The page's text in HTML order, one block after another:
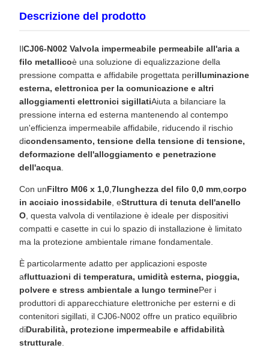
Descrizione del prodotto
IlCJ06-N002 Valvola impermeabile permeabile all'aria a
filo metallicoè una soluzione di equalizzazione della
pressione compatta e affidabile progettata perilluminazione
esterna, elettronica per la comunicazione e altri
alloggiamenti elettronici sigillatiAiuta a bilanciare la
pressione interna ed esterna mantenendo al contempo
un'efficienza impermeabile affidabile, riducendo il rischio
dicondensamento, tensione della tensione di tensione,
deformazione dell'alloggiamento e penetrazione
dell'acqua
Con unFiltro M06 x 1,0 7lunghezza del filo 0,0 mm corpo
in acciaio inossidabile , eStruttura di tenuta dell'anello
O , questa valvola di ventilazione è ideale per dispositivi
compatti e casette in cui lo spazio di installazione è limitato
ma la protezione ambientale rimane fondamentale.
È particolarmente adatto per applicazioni esposte
afluttuazioni di temperatura, umidità esterna, pioggia,
polvere e stress ambientale a lungo terminePer i
produttori di apparecchiature elettroniche per esterni e di
contenitori sigillati, il CJ06-N002 offre un pratico equilibrio
diDurabilità, protezione impermeabile e affidabilità
strutturale